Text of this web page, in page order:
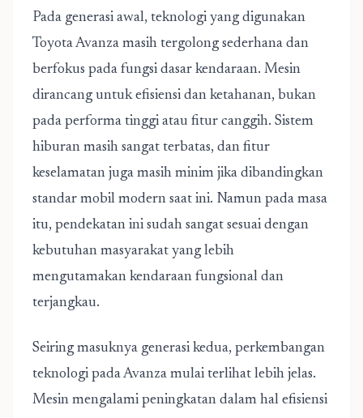
Pada generasi awal, teknologi yang digunakan
Toyota Avanza masih tergolong sederhana dan
berfokus pada fungsi dasar kendaraan. Mesin
dirancang untuk efisiensi dan ketahanan, bukan
pada performa tinggi atau fitur canggih. Sistem
hiburan masih sangat terbatas, dan fitur
keselamatan juga masih minim jika dibandingkan
standar mobil modern saat ini. Namun pada masa
itu, pendekatan ini sudah sangat sesuai dengan
kebutuhan masyarakat yang lebih
mengutamakan kendaraan fungsional dan
terjangkau.
Seiring masuknya generasi kedua, perkembangan
teknologi pada Avanza mulai terlihat lebih jelas.
Mesin mengalami peningkatan dalam hal efisiensi